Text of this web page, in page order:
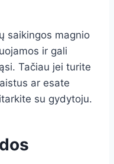
saikingos magnio
ir gali
Tačiau jei turite
ar esate
su gydytoju.